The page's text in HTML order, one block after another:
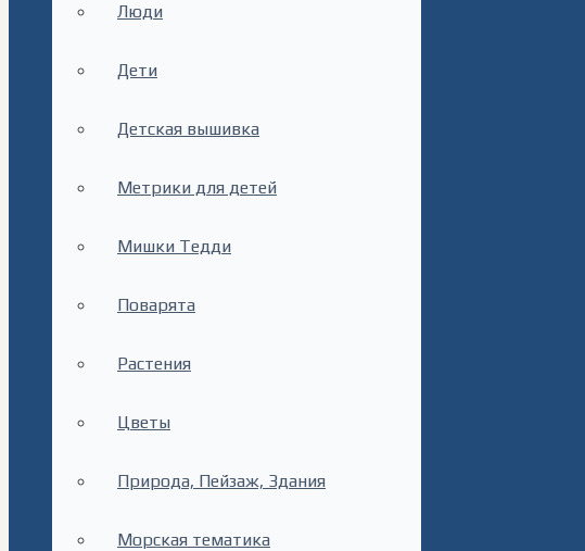
Люди
Дети
Детская вышивка
Метрики для детей
Мишки Тедди
Поварята
Растения
Цветы
Природа, Пейзаж, Здания
Морская тематика